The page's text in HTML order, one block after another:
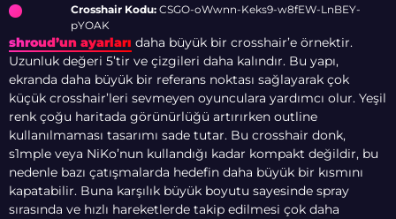
Crosshair Kodu: CSGO-oWwnn-Keks9-w8fEW-LnBEY-
pYOAK
shroud’un ayarları daha büyük bir crosshair’e örnektir.
Uzunluk değeri 5’tir ve çizgileri daha kalındır. Bu yapı,
ekranda daha büyük bir referans noktası sağlayarak çok
küçük crosshair’leri sevmeyen oyunculara yardımcı olur. Yeşil
renk çoğu haritada görünürlüğü artırırken outline
kullanılmaması tasarımı sade tutar. Bu crosshair donk,
s1mple veya NiKo’nun kullandığı kadar kompakt değildir, bu
nedenle bazı çatışmalarda hedefin daha büyük bir kısmını
kapatabilir. Buna karşılık büyük boyutu sayesinde spray
sırasında ve hızlı hareketlerde takip edilmesi çok daha